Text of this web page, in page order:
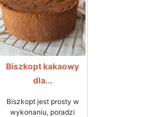
Biszkopt kakaowy
dla...
Biszkopt jest prosty w
wykonaniu, poradzi